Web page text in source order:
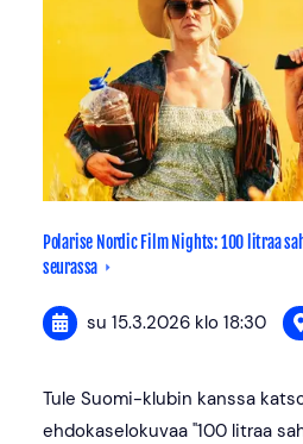
Polarise Nordic Film Nights: 100 litraa
seurassa
su 15.3.2026 klo 18:30
Tule Suomi-klubin kanssa
ehdokaselokuvaa "100 litraa